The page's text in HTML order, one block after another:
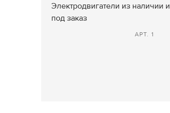
Электродвигатели из наличии и
под заказ
АРТ. 1